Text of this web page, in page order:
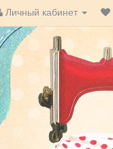
Личный кабинет